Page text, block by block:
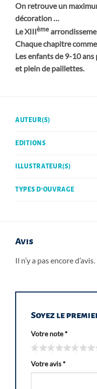
On retrouve un
décoration …
Le XIIIème
Chaque chapitre
Les enfants de 9-10
et plein de paillettes.
AUTEUR(S)
EDITIONS
ILLUSTRATEUR(S)
TYPES D'OUVRAGE
Avis
Il n’y a pas encore d’avis.
Soyez le
Votre note*
Votre avis*